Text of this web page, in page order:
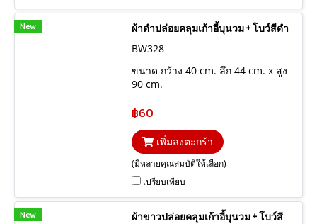
New
ผ้าดำปล่อยคลุมเก้าอี้บุนวม + โบว์สีดำ
BW328
ขนาด กว้าง 40 cm. ลึก 44 cm. x สูง
90 cm.
฿60
เพิ่มลงตะกร้า
(มีหลายคุณสมบัติให้เลือก)
เปรียบเทียบ
New
ผ้าขาวปล่อยคลุมเก้าอี้บุนวม + โบว์สี